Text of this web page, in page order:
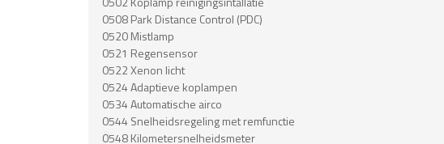
0508 Park Distance Control (PDC)
0520 Mistlamp
0521 Regensensor
0522 Xenon licht
0524 Adaptieve koplampen
0534 Automatische airco
0544 Snelheidsregeling met remfunctie
0548 Kilometersnelheidsmeter